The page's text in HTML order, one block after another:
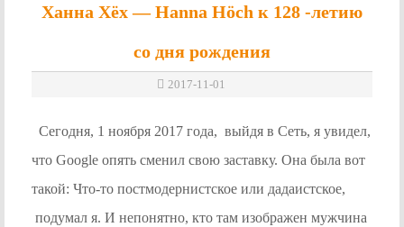
Ханна Хёх — Hanna Höch к 128 -летию
со дня рождения
2017-11-01
Сегодня, 1 ноября 2017 года, выйдя в Сеть, я увидел,
что Google опять сменил свою заставку. Она была вот
такой: Что-то постмодернистское или дадаистcкое,
подумал я. И непонятно, кто там изображен мужчина